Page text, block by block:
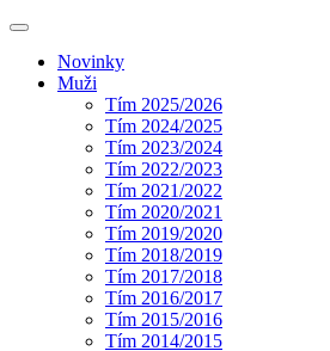
Novinky
Muži
Tím 2025/2026
Tím 2024/2025
Tím 2023/2024
Tím 2022/2023
Tím 2021/2022
Tím 2020/2021
Tím 2019/2020
Tím 2018/2019
Tím 2017/2018
Tím 2016/2017
Tím 2015/2016
Tím 2014/2015